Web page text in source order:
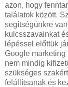
azon, hogy
találatok között.
segítségünkre
kulcsszavainkat
lépéssel előttük
Google
nem mindig
szükséges
felállítsanak és